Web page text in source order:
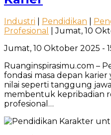
Industri Pendidikan
Profesional
| Jumat, 10
Jumat, 10 Oktober 2025 -
Ruanginspirasimu.com –
fondasi masa depan
nilai seperti tanggung
membentuk kepribadian
profesional…